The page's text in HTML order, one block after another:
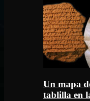
Un mapa
tablilla en